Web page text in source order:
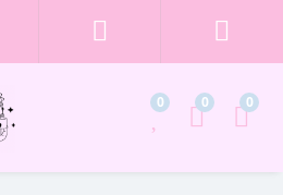
0 0 0